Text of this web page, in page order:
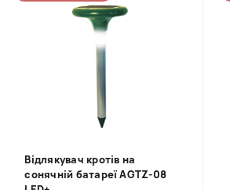
Відлякувач кротів на
сонячній батареї AGTZ-08